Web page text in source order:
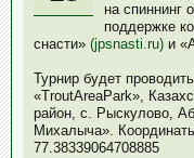
на спиннинг
поддержке
снасти» (jpsnasti.ru) и
Турнир будет
«TroutAreaPark»,
район, с. Рыскулово,
Михалыча».
77.38339064708885